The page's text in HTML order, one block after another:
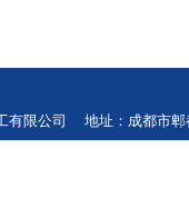
有限公司 地址：成都市